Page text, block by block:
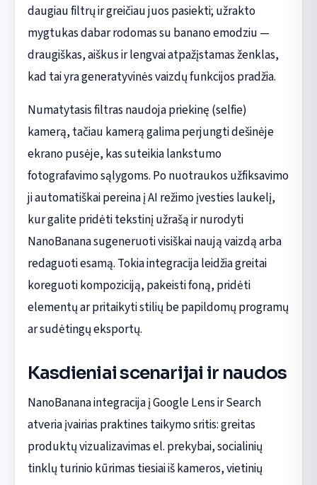
daugiau filtrų ir greičiau juos pasiekti; užrakto
mygtukas dabar rodomas su banano emodziu —
draugiškas, aiškus ir lengvai atpažįstamas ženklas,
kad tai yra generatyvinės vaizdų funkcijos pradžia.
Numatytasis filtras naudoja priekinę (selfie)
kamerą, tačiau kamerą galima perjungti dešinėje
ekrano pusėje, kas suteikia lankstumo
fotografavimo sąlygoms. Po nuotraukos užfiksavimo
ji automatiškai pereina į AI režimo įvesties laukelį,
kur galite pridėti tekstinį užrašą ir nurodyti
NanoBanana sugeneruoti visiškai naują vaizdą arba
redaguoti esamą. Tokia integracija leidžia greitai
koreguoti kompoziciją, pakeisti foną, pridėti
elementų ar pritaikyti stilių be papildomų programų
ar sudėtingų eksportų.
Kasdieniai scenarijai ir naudos
NanoBanana integracija į Google Lens ir Search
atveria įvairias praktines taikymo sritis: greitas
produktų vizualizavimas el. prekybai, socialinių
tinklų turinio kūrimas tiesiai iš kameros, vietinių